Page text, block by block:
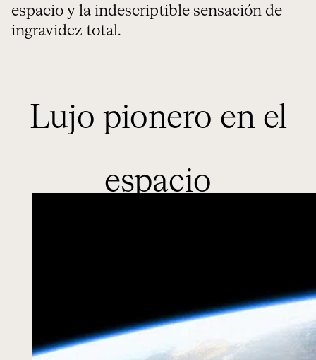
espacio y la indescriptible sensación de
ingravidez total.
Lujo pionero en el
espacio